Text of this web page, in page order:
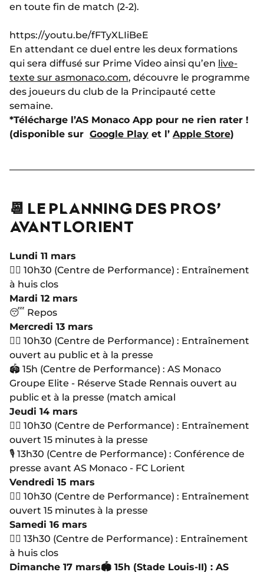
en toute fin de match (2-2).
https://youtu.be/fFTyXLIiBeE
En attendant ce duel entre les deux formations
qui sera diffusé sur Prime Video ainsi qu’en live-
texte sur asmonaco.com, découvre le programme
des joueurs du club de la Principauté cette
semaine.
*Télécharge l’AS Monaco App pour ne rien rater !
(disponible sur Google Play et l’ Apple Store)
📆 LE PLANNING DES PROS’
AVANT LORIENT
Lundi 11 mars
🏋🏻 10h30 (Centre de Performance) : Entraînement
à huis clos
Mardi 12 mars
😴 Repos
Mercredi 13 mars
🏋🏻 10h30 (Centre de Performance) : Entraînement
ouvert au public et à la presse
🏟 15h (Centre de Performance) : AS Monaco
Groupe Elite - Réserve Stade Rennais ouvert au
public et à la presse (match amical
Jeudi 14 mars
🏋🏻 10h30 (Centre de Performance) : Entraînement
ouvert 15 minutes à la presse
🎙 13h30 (Centre de Performance) : Conférence de
presse avant AS Monaco - FC Lorient
Vendredi 15 mars
🏋🏻 10h30 (Centre de Performance) : Entraînement
ouvert 15 minutes à la presse
Samedi 16 mars
🏋🏻 13h30 (Centre de Performance) : Entraînement
à huis clos
Dimanche 17 mars🏟 15h (Stade Louis-II) : AS